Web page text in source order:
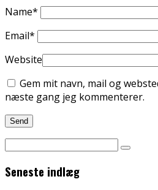
Name*
Email*
Website
Gem mit navn, mail og
næste gang jeg kommenterer.
Seneste indlæg